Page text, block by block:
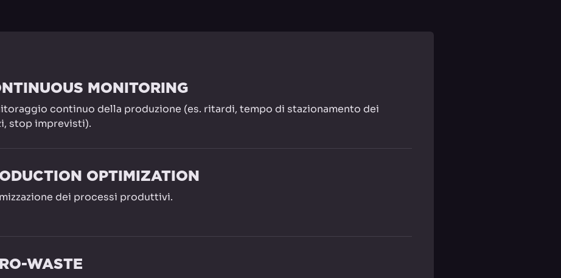
MONITORING
continuo della produzione (es. ritardi, tempo di stazionamento dei
stop imprevisti).
OPTIMIZATION
dei processi produttivi.
WASTE